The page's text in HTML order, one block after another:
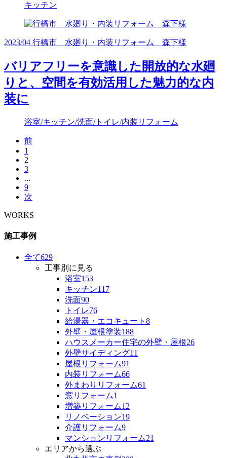
キッチン
2023/04 行橋市 水廻り・内装リフォーム 森下様
バリアフリーを意識した開放的な水廻
りと、空間を有効活用した魅力的な内
装に
浴室/キッチン/洗面/トイレ/内装リフォーム
前
1
2
3
...
9
次
WORKS
施工事例
全て629
工事別に見る
浴室153
キッチン117
洗面90
トイレ76
給湯器・エコキュート 8
外壁・屋根塗装188
ハウスメーカー住宅の外壁・屋根26
外壁サイディング11
屋根リフォーム91
内装リフォーム66
外まわりリフォーム61
窓リフォーム1
増築リフォーム12
リノベーション19
介護リフォーム9
マンションリフォーム21
エリアから選ぶ